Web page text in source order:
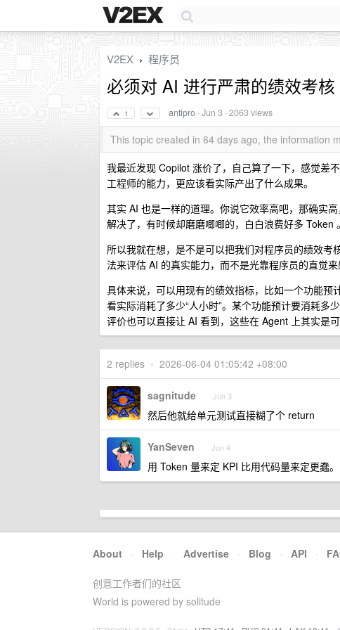
V2EX › 程序员
必须对 AI 进行严肃的绩效考核
1 antipro ·Jun 3 · 2063 views
This topic created in 64 days ago, the information
我最近发现 Copilot 涨价了，自己算了一下，感觉差
工程师的能力，更应该看实际产出了什么成果。
其实 AI 也是一样的道理。你说它效率高吧，那确实
解决了，有时候却磨磨唧唧的，白白浪费好多 Token 。
所以我就在想，是不是可以把我们对程序员的绩效
法来评估 AI 的真实能力，而不是光靠程序员的直觉来
具体来说，可以用现有的绩效指标，比如一个功能预
看实际消耗了多少“人小时”。某个功能预计要消耗
评价也可以直接让 AI 看到，这些在 Agent 上其实是可
2 replies • 2026-06-04 01:05:42 +08:00
sagnitude Jun 3
然后他就给单元测试直接糊了个 return
YanSeven Jun 4
用 Token 量来定 KPI 比用代码量来定更蠢。
About · Help · Advertise · Blog · API ·
创意工作者们的社区
World is powered by solitude